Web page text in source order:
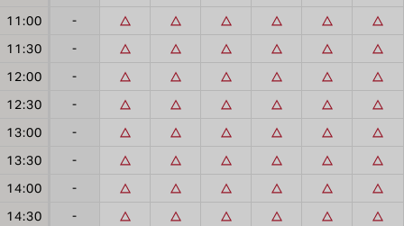
11:00 -
11:30 -
12:00 -
12:30 -
13:00 -
13:30 -
14:00 -
14:30 -